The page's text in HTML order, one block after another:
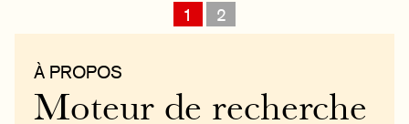
1 2
À PROPOS
Moteur de recherche